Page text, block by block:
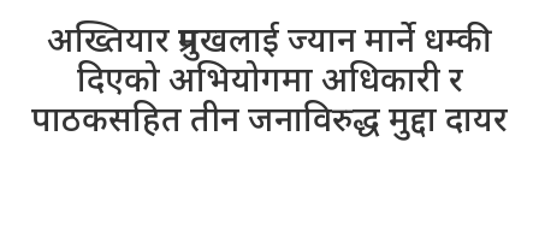
अख्तियार प्रमुखलाई ज्यान मार्ने धम्की
दिएको अभियोगमा अधिकारी र
पाठकसहित तीन जनाविरुद्ध मुद्दा दायर